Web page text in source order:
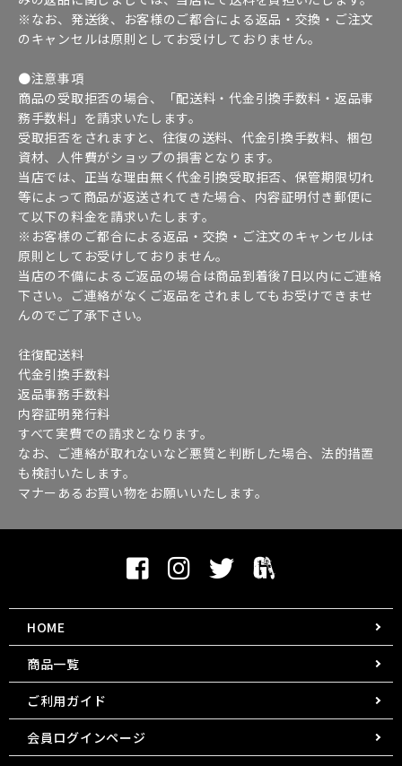
※なお、発送後、お客様のご都合による返品・交換・ご注文
のキャンセルは原則としてお受けしておりません。
●注意事項
商品の受取拒否の場合、「配送料・代金引換手数料・返品事
務手数料」を請求いたします。
受取拒否をされますと、往復の送料、代金引換手数料、梱包
資材、人件費がショップの損害となります。
当店では、正当な理由無く代金引換受取拒否、保管期限切れ
等によって商品が返送されてきた場合、内容証明付き郵便に
て以下の料金を請求いたします。
※お客様のご都合による返品・交換・ご注文のキャンセルは
原則としてお受けしておりません。
当店の不備によるご返品の場合は商品到着後7日以内にご連絡
下さい。ご連絡がなくご返品をされましてもお受けできませ
んのでご了承下さい。
往復配送料
代金引換手数料
返品事務手数料
内容証明発行料
すべて実費での請求となります。
なお、ご連絡が取れないなど悪質と判断した場合、法的措置
も検討いたします。
マナーあるお買い物をお願いいたします。
HOME
商品一覧
ご利用ガイド
会員ログインページ